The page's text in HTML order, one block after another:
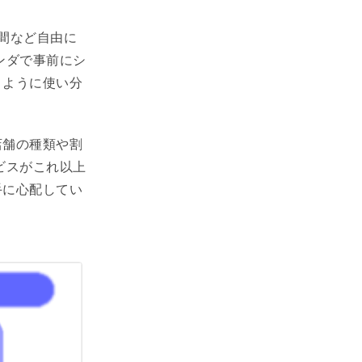
など自由に
ダで事前にシ
うに使い分
の種類や割
がこれ以上
心配してい